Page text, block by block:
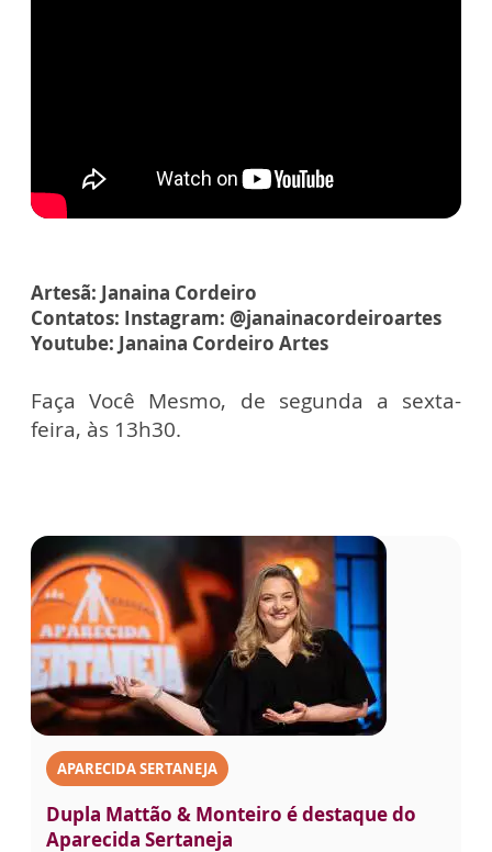
Artesã: Janaina Cordeiro
Contatos: Instagram: @janainacordeiroartes
Youtube: Janaina Cordeiro Artes
Faça Você Mesmo, de segunda a sexta-
feira, às 13h30.
APARECIDA SERTANEJA
Dupla Mattão & Monteiro é destaque do
Aparecida Sertaneja